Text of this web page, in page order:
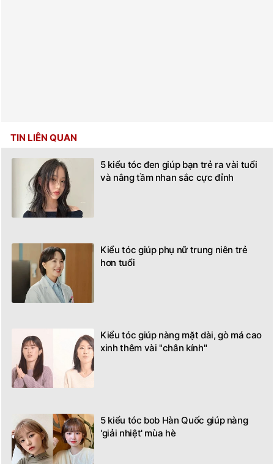
TIN LIÊN QUAN
5 kiểu tóc đen giúp bạn trẻ ra vài tuổi
và nâng tầm nhan sắc cực đỉnh
Kiểu tóc giúp phụ nữ trung niên trẻ
hơn tuổi
Kiểu tóc giúp nàng mặt dài, gò má cao
xinh thêm vài "chân kính"
5 kiểu tóc bob Hàn Quốc giúp nàng
'giải nhiệt' mùa hè